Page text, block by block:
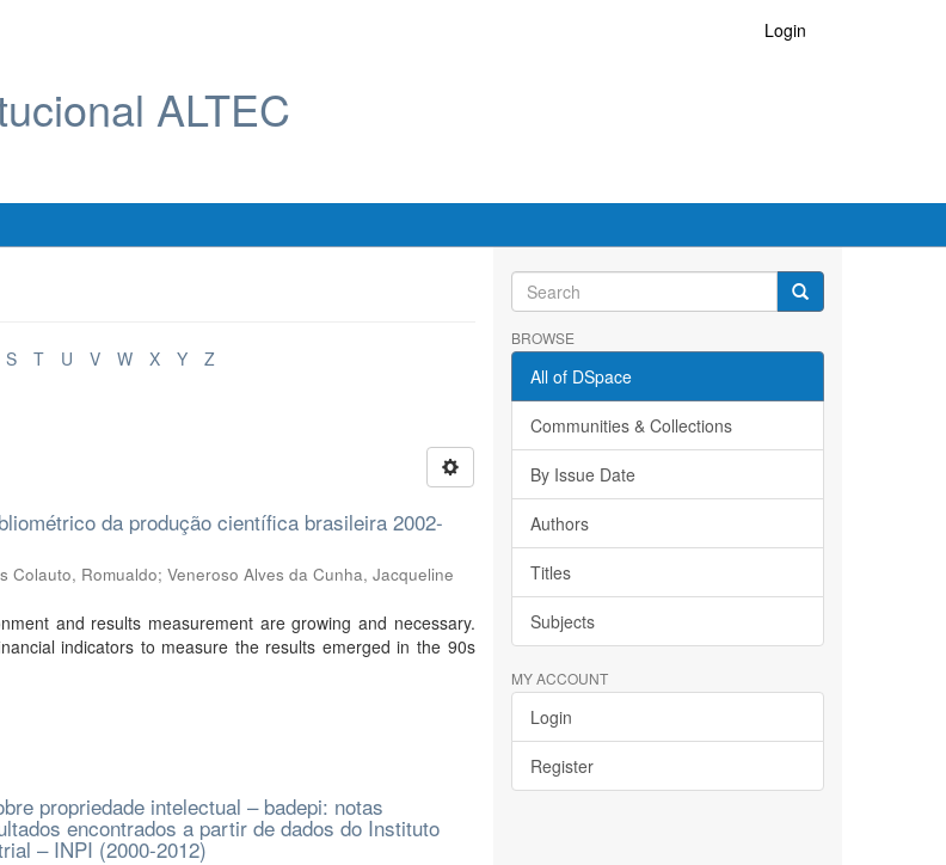
ALTEC
Login
S T U V W X Y Z
da produção científica brasileira 2002-
Colauto, Romualdo;Veneroso Alves da Cunha, Jacqueline
and results measurement are growing and necessary.
indicators to measure the results emerged in the 90s
propriedade intelectual – badepi: notas
encontrados a partir de dados do Instituto
– INPI (2000-2012)
BROWSE
All of DSpace
Communities & Collections
By Issue Date
Authors
Titles
Subjects
MY ACCOUNT
Login
Register